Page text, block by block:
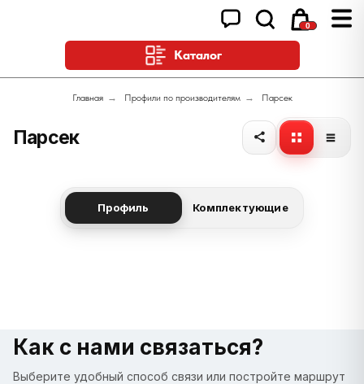
0
Каталог
Главная → Профили по производителям → Парсек
Парсек
Профиль Комплектующие
Как с нами связаться?
Выберите удобный способ связи или постройте маршрут